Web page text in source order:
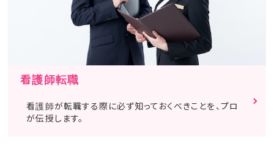
看護師転職
看護師が転職する際に必ず知っておくべきことを、プロ
が伝授します。